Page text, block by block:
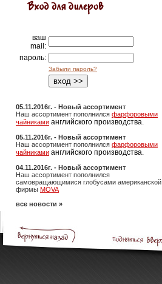
ваш
mail:
пароль:
Забыли пароль?
05.11.2016г. - Новый ассортимент
Наш ассортимент пополнился фарфоровыми
чайниками английского производства.
05.11.2016г. - Новый ассортимент
Наш ассортимент пополнился фарфоровыми
чайниками английского производства.
04.11.2016г. - Новый ассортимент
Наш ассортимент пополнился
самовращающимися глобусами американской
фирмы MOVA
все новости »